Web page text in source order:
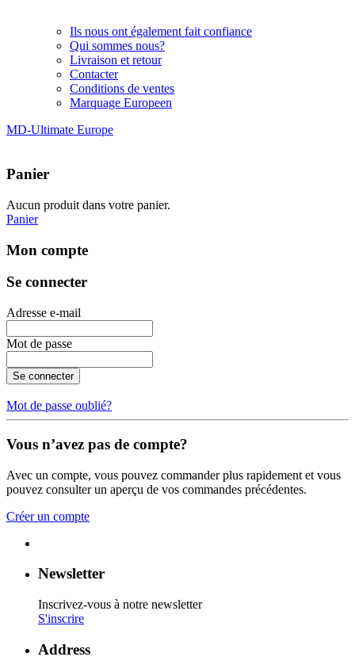
Ils nous ont également fait confiance
Qui sommes nous?
Livraison et retour
Contacter
Conditions de ventes
Marquage Europeen
MD-Ultimate Europe
Panier
Aucun produit dans votre panier.
Panier
Mon compte
Se connecter
Adresse e-mail
Mot de passe
Se connecter
Mot de passe oublié?
Vous n’avez pas de compte?
Avec un compte, vous pouvez commander plus rapidement et vous
pouvez consulter un aperçu de vos commandes précédentes.
Créer un compte
Newsletter
Inscrivez-vous à notre newsletter
S'inscrire
Address